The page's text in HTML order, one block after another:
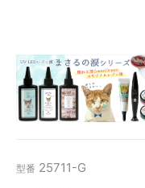
型番 25711-G